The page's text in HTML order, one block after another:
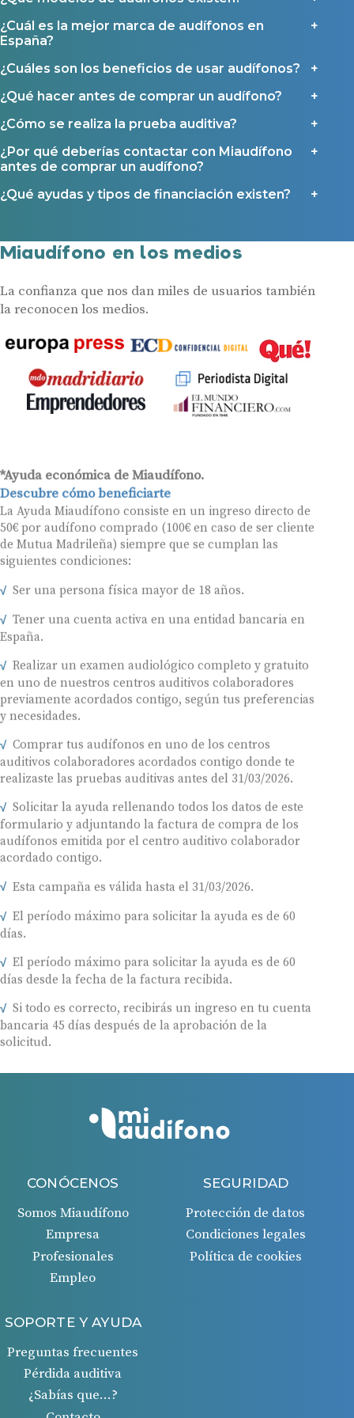
¿Cuál es la mejor marca de audífonos en
España?
¿Cuáles son los beneficios de usar audífonos?
¿Qué hacer antes de comprar un audífono?
¿Cómo se realiza la prueba auditiva?
¿Por qué deberías contactar con Miaudífono
antes de comprar un audífono?
¿Qué ayudas y tipos de financiación existen?
Miaudífono en los medios
La confianza que nos dan miles de usuarios también
la reconocen los medios.
*Ayuda económica de Miaudífono.
Descubre cómo beneficiarte
La Ayuda Miaudífono consiste en un ingreso directo de
50€ por audífono comprado (100€ en caso de ser cliente
de Mutua Madrileña) siempre que se cumplan las
siguientes condiciones:
Ser una persona física mayor de 18 años.
Tener una cuenta activa en una entidad bancaria en
España.
Realizar un examen audiológico completo y gratuito
en uno de nuestros centros auditivos colaboradores
previamente acordados contigo, según tus preferencias
y necesidades.
Comprar tus audífonos en uno de los centros
auditivos colaboradores acordados contigo donde te
realizaste las pruebas auditivas antes del 31/03/2026.
Solicitar la ayuda rellenando todos los datos de este
formulario y adjuntando la factura de compra de los
audífonos emitida por el centro auditivo colaborador
acordado contigo.
Esta campaña es válida hasta el 31/03/2026.
El período máximo para solicitar la ayuda es de 60
días.
El período máximo para solicitar la ayuda es de 60
días desde la fecha de la factura recibida.
Si todo es correcto, recibirás un ingreso en tu cuenta
bancaria 45 días después de la aprobación de la
solicitud.
CONÓCENOS
Somos Miaudífono
Empresa
Profesionales
Empleo
SEGURIDAD
Protección de datos
Condiciones legales
Política de cookies
SOPORTE Y AYUDA
Preguntas frecuentes
Pérdida auditiva
¿Sabías que…?